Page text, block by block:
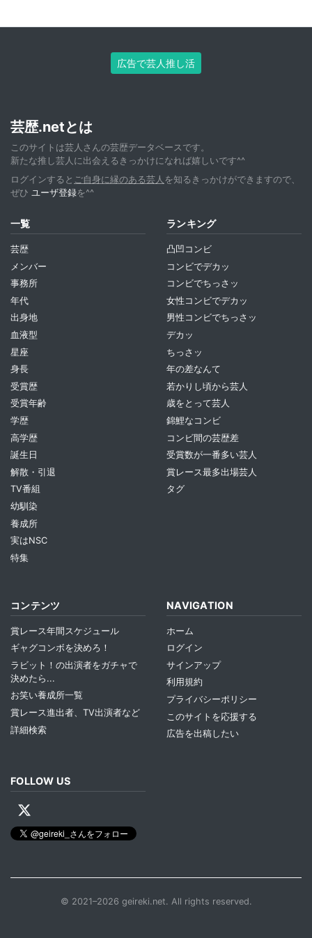
広告で芸人推し活
芸歴.netとは
このサイトは芸人さんの芸歴データベースです。
新たな推し芸人に出会えるきっかけになれば嬉しいです^^
ログインすると ご自身に縁のある芸人 を知るきっかけができますので、
ぜひ ユーザ登録を^^
一覧
芸歴
メンバー
事務所
年代
出身地
血液型
星座
身長
受賞歴
受賞年齢
学歴
高学歴
誕生日
解散・引退
TV番組
幼馴染
養成所
実はNSC
特集
ランキング
凸凹コンビ
コンビでデカッ
コンビでちっさッ
女性コンビでデカッ
男性コンビでちっさッ
デカッ
ちっさッ
年の差なんて
若かりし頃から芸人
歳をとって芸人
錦鯉なコンビ
コンビ間の芸歴差
受賞数が一番多い芸人
賞レース最多出場芸人
タグ
コンテンツ
賞レース年間スケジュール
ギャグコンボを決めろ！
ラビット！の出演者をガチャで
決めたら...
お笑い養成所一覧
賞レース進出者、TV出演者など
詳細検索
NAVIGATION
ホーム
ログイン
サインアップ
利用規約
プライバシーポリシー
このサイトを応援する
広告を出稿したい
FOLLOW US
© 2021–2026 geireki.net. All rights reserved.